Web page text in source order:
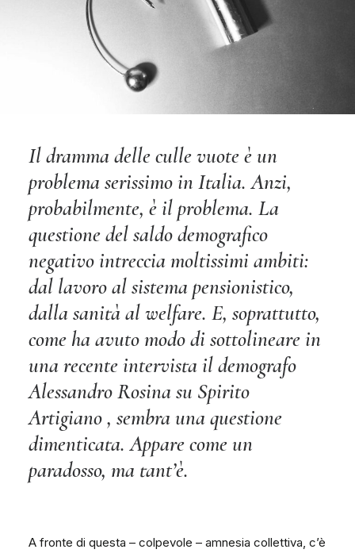
Il dramma delle culle vuote è un
problema serissimo in Italia. Anzi,
probabilmente, è il problema. La
questione del saldo demografico
negativo intreccia moltissimi ambiti:
dal lavoro al sistema pensionistico,
dalla sanità al welfare. E, soprattutto,
come ha avuto modo di sottolineare in
una recente intervista il demografo
Alessandro Rosina su Spirito
Artigiano, sembra una questione
dimenticata. Appare come un
paradosso, ma tant’è.
A fronte di questa – colpevole – amnesia collettiva, c’è